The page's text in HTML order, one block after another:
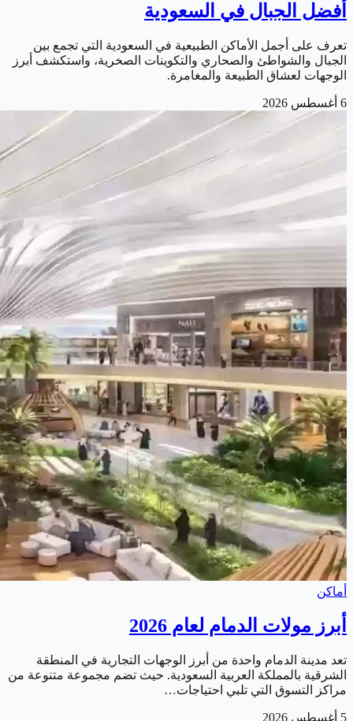
أفضل الجبال في السعودية
تعرف على أجمل الأماكن الطبيعية في السعودية التي تجمع بين
الجبال والشواطئ والصحاري والتكوينات الصخرية، واستكشف أبرز
الوجهات لعشاق الطبيعة والمغامرة.
6 أغسطس 2026
أماكن
أبرز مولات الدمام لعام 2026
تعد مدينة الدمام واحدة من أبرز الوجهات التجارية في المنطقة
الشرقية بالمملكة العربية السعودية. حيث تضم مجموعة متنوعة من
مراكز التسوق التي تلبي احتياجات…
5 أغسطس 2026